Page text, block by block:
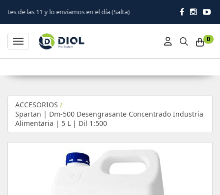
en el día (Salta)
0
Toggle navigation
ACCESORIOS /
Spartan | Dm-500 Desengrasante Concentrado Industria
Alimentaria | 5 L | Dil 1:500